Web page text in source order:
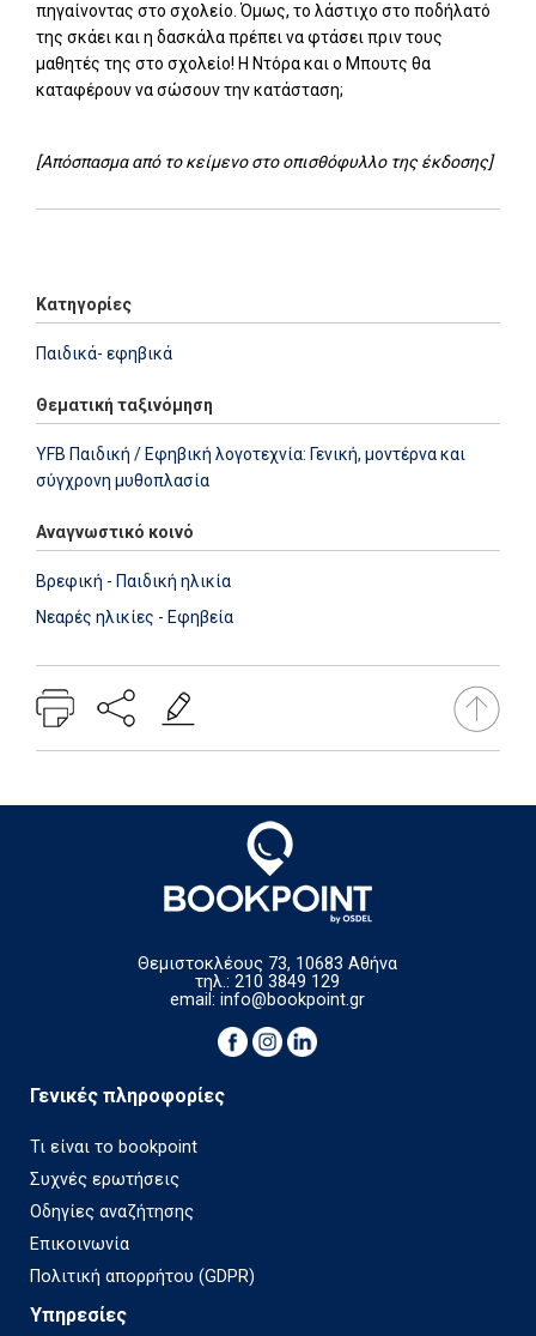
πηγαίνοντας στο σχολείο. Όμως, το λάστιχο στο ποδήλατό
της σκάει και η δασκάλα πρέπει να φτάσει πριν τους
μαθητές της στο σχολείο! Η Ντόρα και ο Μπουτς θα
καταφέρουν να σώσουν την κατάσταση;
[Απόσπασμα από το κείμενο στο οπισθόφυλλο της έκδοσης]
Κατηγορίες
Παιδικά- εφηβικά
Θεματική ταξινόμηση
YFB Παιδική / Εφηβική λογοτεχνία: Γενική, μοντέρνα και
σύγχρονη μυθοπλασία
Αναγνωστικό κοινό
Βρεφική - Παιδική ηλικία
Νεαρές ηλικίες - Εφηβεία
Θεμιστοκλέους 73, 10683 Αθήνα
τηλ.: 210 3849 129
email:info@bookpoint.gr
Γενικές πληροφορίες
Τι είναι το bookpoint
Συχνές ερωτήσεις
Οδηγίες αναζήτησης
Επικοινωνία
Πολιτική απορρήτου (GDPR)
Υπηρεσίες